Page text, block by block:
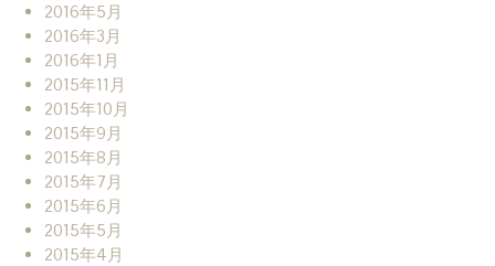
2016年5月
2016年3月
2016年1月
2015年11月
2015年10月
2015年9月
2015年8月
2015年7月
2015年6月
2015年5月
2015年4月